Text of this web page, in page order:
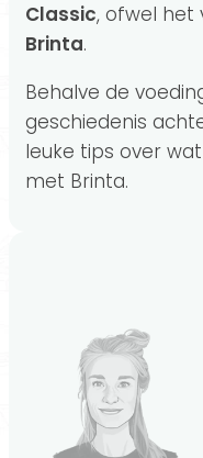
Classic, ofwel het
Brinta.
Behalve de
geschiedenis
leuke tips over
met Brinta.